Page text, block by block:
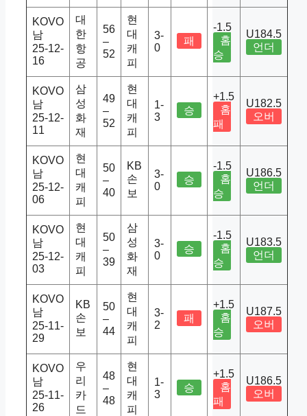
KOVO
남
25-12-
16
대
한
항
공
56
–
52
현
대
캐
피
3-
0
패
-1.5
홈
승
U184.5
언더
KOVO
남
25-12-
11
삼
성
화
재
49
–
52
현
대
캐
피
1-
3
승
+1.5
홈
패
U182.5
오버
KOVO
남
25-12-
06
현
대
캐
피
50
–
40
KB
손
보
3-
0
승
-1.5
홈
승
U186.5
언더
KOVO
남
25-12-
03
현
대
캐
피
50
–
39
삼
성
화
재
3-
0
승
-1.5
홈
승
U183.5
언더
KOVO
남
25-11-
29
KB
손
보
50
–
44
현
대
캐
피
3-
2
패
+1.5
홈
승
U187.5
오버
KOVO
남
25-11-
26
우
리
카
드
48
–
48
현
대
캐
피
1-
3
승
+1.5
홈
패
U186.5
오버